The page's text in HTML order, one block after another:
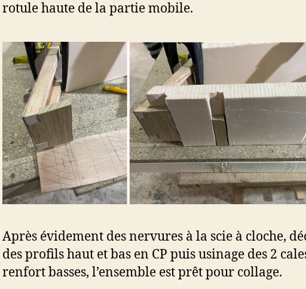
rotule haute de la partie mobile.
Après évidement des nervures à la scie à cloche,
des profils haut et bas en CP puis usinage des 2
renfort basses, l’ensemble est prêt pour collage.